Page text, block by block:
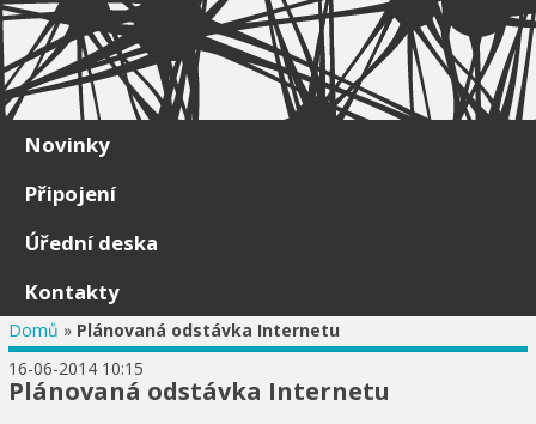
Skip to content
Novinky
Připojení
Úřední deska
Kontakty
Domů » Plánovaná odstávka Internetu
16-06-2014 10:15
Plánovaná odstávka Internetu